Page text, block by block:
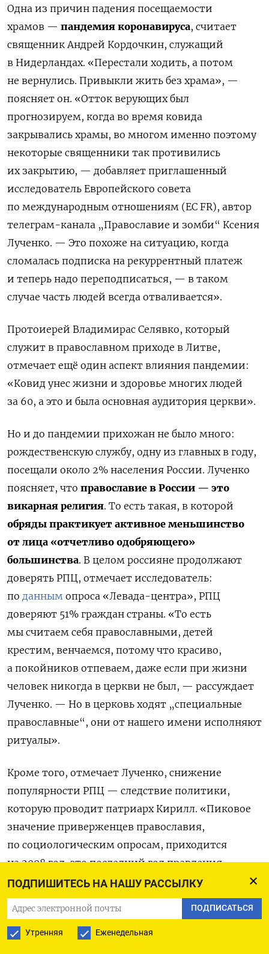
ПОДПИШИТЕСЬ НА НАШУ РАССЫЛКУ
ПОДПИСАТЬСЯ
Утренняя Еженедельная
Одна из причин падения посещаемости
храмов — пандемия коронавируса, считает
священник Андрей Кордочкин, служащий
в Нидерландах. «Перестали ходить, а потом
не вернулись. Привыкли жить без храма», —
поясняет он. «Отток верующих был
прогнозируем, когда во время ковида
закрывались храмы, во многом именно поэтому
некоторые священники так противились
их закрытию, — добавляет приглашенный
исследователь Европейского совета
по международным отношениям (EC FR), автор
телеграм-канала „Православие и зомби“ Ксения
Лученко. — Это похоже на ситуацию, когда
сломалась подписка на рекуррентный платеж
и теперь надо переподписаться, — в таком
случае часть людей всегда отваливается».
Протоиерей Владимирас Селявко, который
служит в православном приходе в Литве,
отмечает ещё один аспект влияния пандемии:
«Ковид унес жизни и здоровье многих людей
за 60, а это и была основная аудитория церкви».
Но и до пандемии прихожан не было много:
рождественскую службу, одну из главных в году,
посещали около 2% населения России. Лученко
поясняет, что православие в России — это
викарная религия. То есть такая, в которой
обряды практикует активное меньшинство
от лица «отчетливо одобряющего»
большинства. В целом россияне продолжают
доверять РПЦ, отмечает исследователь:
по данным опроса «Левада-центра», РПЦ
доверяют 51% граждан страны. «То есть
мы считаем себя православными, детей
крестим, венчаемся, потому что красиво,
а покойников отпеваем, даже если при жизни
человек никогда в церкви не был, — рассуждает
Лученко. — Но в церковь ходят „специальные
православные“, они от нашего имени исполняют
ритуалы».
Кроме того, отмечает Лученко, снижение
популярности РПЦ — следствие политики,
которую проводит патриарх Кирилл. «Пиковое
значение приверженцев православия,
по социологическим опросам, приходится
на 2008 год, это последний год правления
патриарха Алексия Второго, — говорит она.
— А дальшеКирилл, который слишком много
занимается идеологией и слишком мало
занимается миссией, то есть тем, чтобы людей